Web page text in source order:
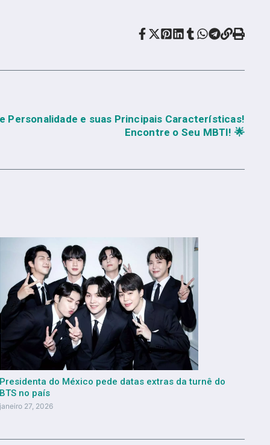
Personalidade e suas Principais Características!
Encontre o Seu MBTI! 🌟
Presidenta do México pede datas extras da turnê do
BTS no país
janeiro 27, 2026